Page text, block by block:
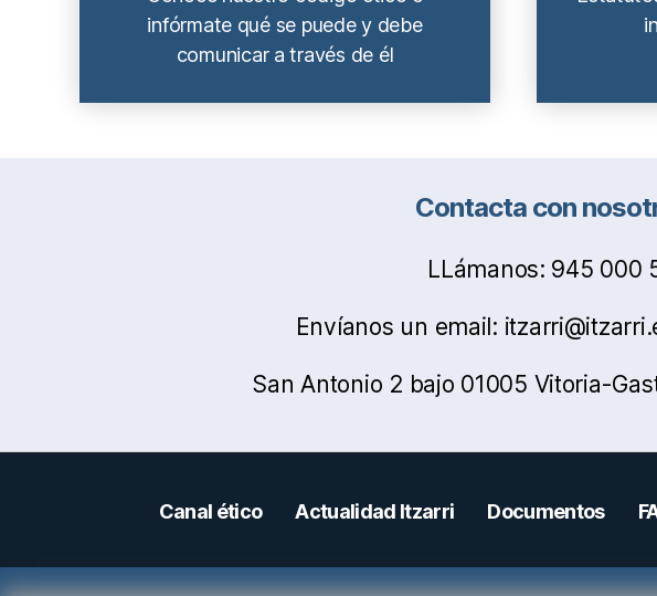
infórmate qué se puede y debe
comunicar a través de él
Contacta con
LLámanos: 945 000
Envíanos un email:
San Antonio 2 bajo 01005 Vitoria-
Canal ético Actualidad Itzarri Documentos